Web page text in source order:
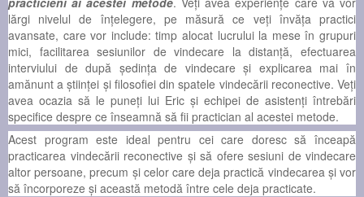
lărgi nivelul de înţelegere, pe măsură ce veţi învăţa practici
avansate, care vor include: timp alocat lucrului la mese în grupuri
mici, facilitarea sesiunilor de vindecare la distanţă, efectuarea
interviului de după ședința de vindecare şi explicarea mai în
amănunt a ştiinţei şi filosofiei din spatele vindecării reconective. Veţi
avea ocazia să le puneţi lui Eric şi echipei de asistenți întrebări
specifice despre ce înseamnă să fii practician al acestei metode.
Acest program este ideal pentru cei care doresc să înceapă
practicarea vindecării reconective şi să ofere sesiuni de vindecare
altor persoane, precum şi celor care deja practică vindecarea şi vor
să încorporeze şi această metodă între cele deja practicate.